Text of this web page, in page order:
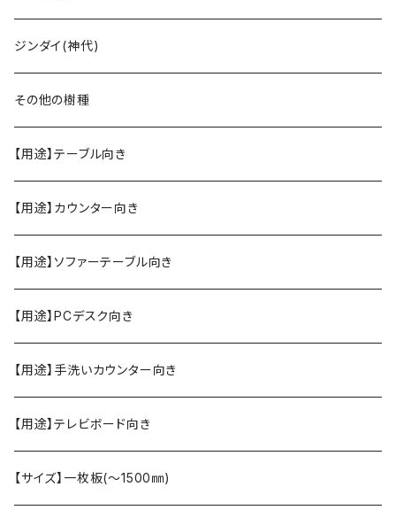
ジンダイ(神代)
その他の樹種
【用途】テーブル向き
【用途】カウンター向き
【用途】ソファーテーブル向き
【用途】PCデスク向き
【用途】手洗いカウンター向き
【用途】テレビボード向き
【サイズ】一枚板(〜1500㎜)